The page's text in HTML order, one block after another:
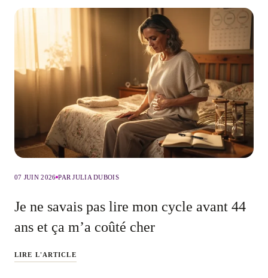
07 JUIN 2026 PAR JULIA DUBOIS
Je ne savais pas lire mon cycle avant 44
ans et ça m’a coûté cher
LIRE L'ARTICLE